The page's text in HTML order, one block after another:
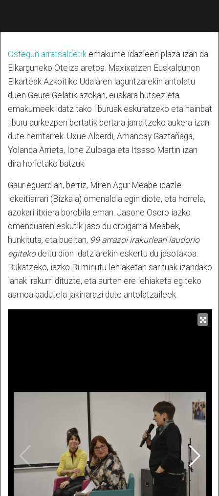
Ostegun arratsaldetik emakume idazleen plaza izan da
Elkarguneko Oteiza aretoa. Maxixatzen Euskaldunon
Elkarteak Azkoitiko Udalaren laguntzarekin antolatu
duen Geure Gelatik azokan, euskara hutsez eta
emakumeek idatzitako liburuak eskuratzeko eta hainbat
liburu aurkezpen bertatik bertara jarraitzeko aukera izan
dute herritarrek. Uxue Alberdi, Amancay Gaztañaga,
Yolanda Arrieta, Ione Zuloaga eta Itsaso Martin izan
dira horietako batzuk.
Gaur eguerdian, berriz, Miren Agur Meabe idazle
lekeitiarrari (Bizkaia) omenaldia egin diote, eta horrela,
azokari itxiera borobila eman. Jasone Osoro iazko
omenduaren eskutik jaso du oroigarria Meabek,
hunkituta, eta bueltan, 99 arrazoi irakurleari laudorio
egitekodeitu dion idatziarekin eskertu du jasotakoa.
Bukatzeko, iazko Bi minutu lehiaketan sarituak izandako
lanak irakurri dituzte, eta aurten ere lehiaketa egiteko
asmoa badutela jakinarazi dute antolatzaileek.